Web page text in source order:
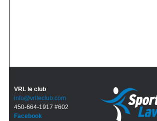
VRL le club
info@vrlleclub.com
450-664-1917 #602
Facebook